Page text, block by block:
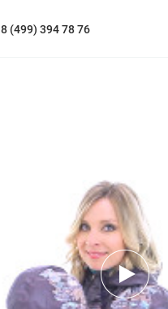
8 (499) 394 78 76